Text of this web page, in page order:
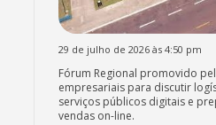
29 de julho de 2026 às 4:50 pm
Fórum Regional promovido
empresariais para discutir
serviços públicos digitais e
vendas on-line.